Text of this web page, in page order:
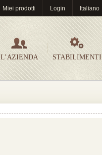
Italiano
Login
Miei prodotti
L’AZIENDA STABILIMENTI